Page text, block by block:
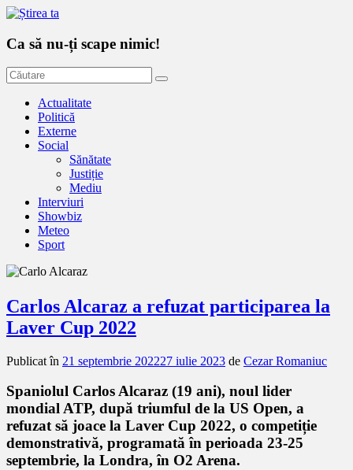
Ca să nu-ți scape nimic!
Actualitate
Politică
Externe
Social
Sănătate
Justiție
Mediu
Interviuri
Showbiz
Meteo
Sport
Carlos Alcaraz a refuzat participarea la
Laver Cup 2022
Publicat în 21 septembrie 202227 iulie 2023 de Cezar Romaniuc
Spaniolul Carlos Alcaraz (19 ani), noul lider
mondial ATP, după triumful de la US Open, a
refuzat să joace la Laver Cup 2022, o competiție
demonstrativă, programată în perioada 23-25
septembrie, la Londra, în O2 Arena.